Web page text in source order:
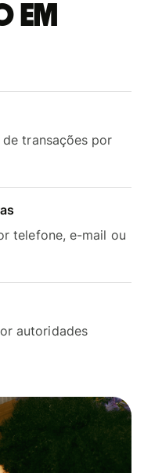
em
transações por
telefone, e-mail ou
autoridades